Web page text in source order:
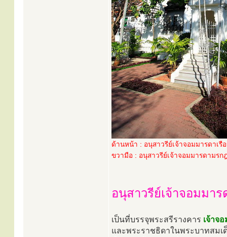
ด้านหน้า : อนุสาวรีย์เจ้าจอมมารดาเรื
ขวามือ : อนุสาวรีย์เจ้าจอมมารดามรก
อนุสาวรีย์เจ้าจอมมาร
เป็นที่บรรจุพระสรีรางคาร เจ้าจ
และพระราชธิดาในพระบาทสมเ